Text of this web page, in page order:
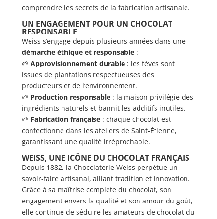
comprendre les secrets de la fabrication artisanale.
UN ENGAGEMENT POUR UN CHOCOLAT
RESPONSABLE
Weiss s’engage depuis plusieurs années dans une
démarche éthique et responsable:
🌱 Approvisionnement durable: les fèves sont
issues de plantations respectueuses des
producteurs et de l’environnement.
🌱 Production responsable: la maison privilégie des
ingrédients naturels et bannit les additifs inutiles.
🌱 Fabrication française: chaque chocolat est
confectionné dans les ateliers de Saint-Étienne,
garantissant une qualité irréprochable.
WEISS, UNE ICÔNE DU CHOCOLAT FRANÇAIS
Depuis 1882, la Chocolaterie Weiss perpétue un
savoir-faire artisanal, alliant tradition et innovation.
Grâce à sa maîtrise complète du chocolat, son
engagement envers la qualité et son amour du goût,
elle continue de séduire les amateurs de chocolat du